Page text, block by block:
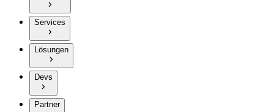
Services
Lösungen
Devs
Partner